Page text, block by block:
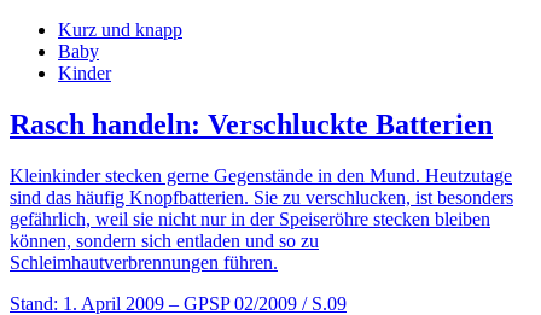
Kurz und knapp
Baby
Kinder
Rasch handeln: Verschluckte Batterien
Kleinkinder stecken gerne Gegenstände in den Mund. Heutzutage
sind das häufig Knopfbatterien. Sie zu verschlucken, ist besonders
gefährlich, weil sie nicht nur in der Speiseröhre stecken bleiben
können, sondern sich entladen und so zu
Schleimhautverbrennungen führen.
Stand: 1. April 2009 – GPSP 02/2009 / S.09